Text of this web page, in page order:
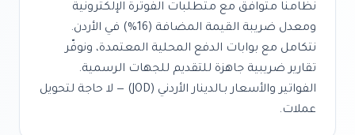
نظامنا متوافق مع متطلبات الفوترة الإلكترونية
ومعدل ضريبة القيمة المضافة (16% ) في الأردن.
نتكامل مع بوابات الدفع المحلية المعتمدة، ونوفّر
تقارير ضريبية جاهزة للتقديم للجهات الرسمية.
الفواتير والأسعار بـالدينار الأردني (
JOD) — لا حاجة لتحويل
عملات.